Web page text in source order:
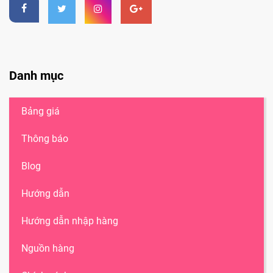
Danh mục
Bảng giá
Thông báo
Blog
Hướng dẫn
Hướng dẫn nhập hàng
Nguồn hàng